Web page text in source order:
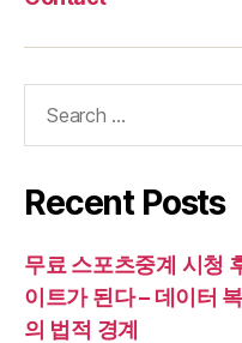
Recent Posts
무료 스포츠중계 시청
이트가 된다 – 데이터
의 법적 경계